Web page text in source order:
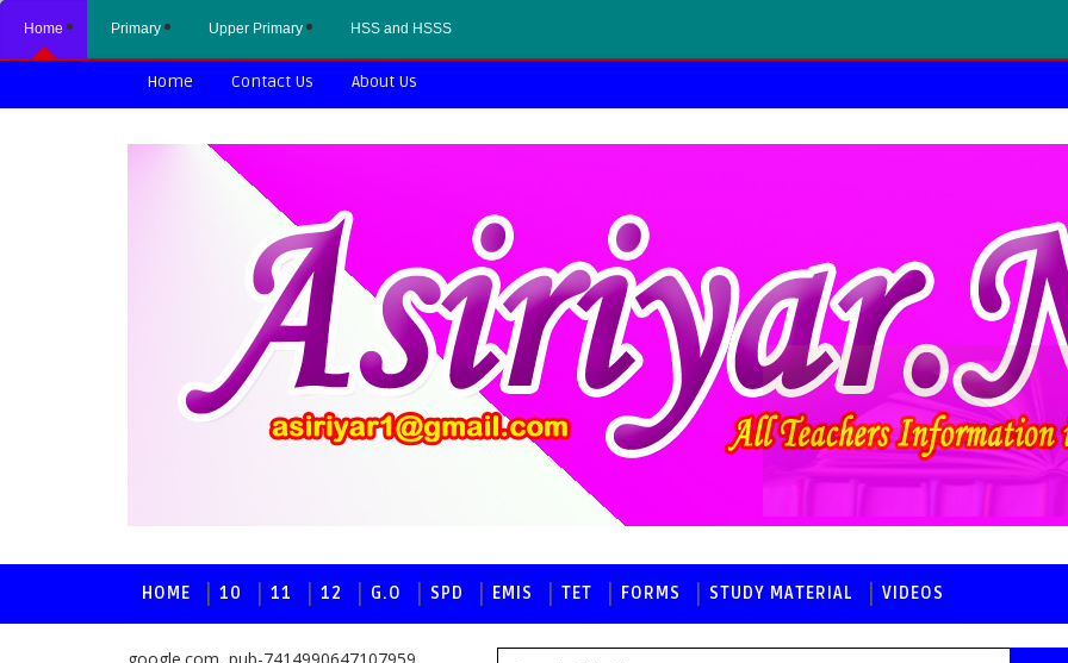
Home Primary Upper Primary HSS and HSSS
Home Contact Us About Us
HOME 10 11 12 G.O SPD EMIS TET FORMS STUDY MATERIAL VIDEOS